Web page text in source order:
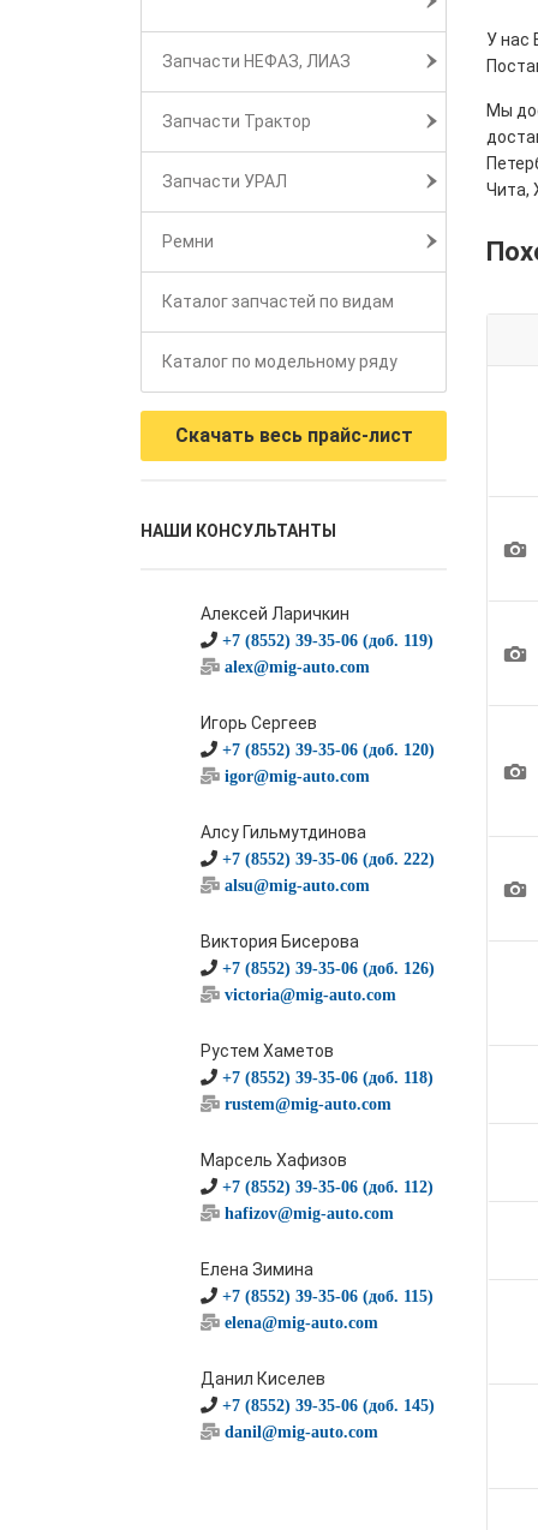
Запчасти НЕФАЗ, ЛИАЗ
Запчасти Трактор
Запчасти УРАЛ
Ремни
Каталог запчастей по видам
Каталог по модельному ряду
Скачать весь прайс-лист
НАШИ КОНСУЛЬТАНТЫ
Алексей Ларичкин
+7 (8552) 39-35-06 (доб. 119)
alex@mig-auto.com
Игорь Сергеев
+7 (8552) 39-35-06 (доб. 120)
igor@mig-auto.com
Алсу Гильмутдинова
+7 (8552) 39-35-06 (доб. 222)
alsu@mig-auto.com
Виктория Бисерова
+7 (8552) 39-35-06 (доб. 126)
victoria@mig-auto.com
Рустем Хаметов
+7 (8552) 39-35-06 (доб. 118)
rustem@mig-auto.com
Марсель Хафизов
+7 (8552) 39-35-06 (доб. 112)
hafizov@mig-auto.com
Елена Зимина
+7 (8552) 39-35-06 (доб. 115)
elena@mig-auto.com
Данил Киселев
+7 (8552) 39-35-06 (доб. 145)
danil@mig-auto.com
У нас
Мы
Чита,
1
1
1
1